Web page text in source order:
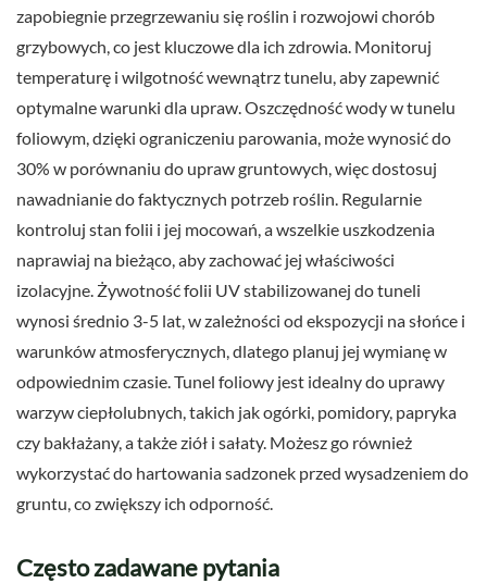
zapobiegnie przegrzewaniu się roślin i rozwojowi chorób
grzybowych, co jest kluczowe dla ich zdrowia. Monitoruj
temperaturę i wilgotność wewnątrz tunelu, aby zapewnić
optymalne warunki dla upraw. Oszczędność wody w tunelu
foliowym, dzięki ograniczeniu parowania, może wynosić do
30% w porównaniu do upraw gruntowych, więc dostosuj
nawadnianie do faktycznych potrzeb roślin. Regularnie
kontroluj stan folii i jej mocowań, a wszelkie uszkodzenia
naprawiaj na bieżąco, aby zachować jej właściwości
izolacyjne. Żywotność folii UV stabilizowanej do tuneli
wynosi średnio 3-5 lat, w zależności od ekspozycji na słońce i
warunków atmosferycznych, dlatego planuj jej wymianę w
odpowiednim czasie. Tunel foliowy jest idealny do uprawy
warzyw ciepłolubnych, takich jak ogórki, pomidory, papryka
czy bakłażany, a także ziół i sałaty. Możesz go również
wykorzystać do hartowania sadzonek przed wysadzeniem do
gruntu, co zwiększy ich odporność.
Często zadawane pytania